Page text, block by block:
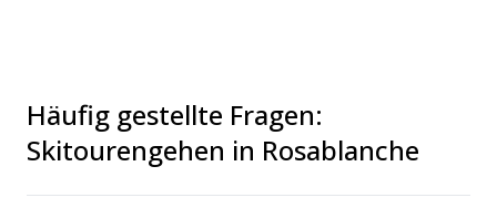
Häufig gestellte Fragen:
Skitourengehen in Rosablanche